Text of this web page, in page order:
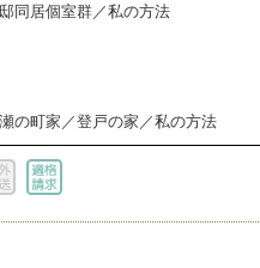
同居個室群／私の方法
の町家／登戸の家／私の方法